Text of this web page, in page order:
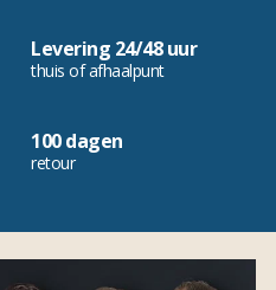
Levering 24/48 uur
thuis of afhaalpunt
100 dagen
retour